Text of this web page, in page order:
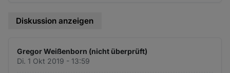
Diskussion anzeigen
Gregor Weißenborn (nicht überprüft)
Di. 1 Okt 2019 - 13:59